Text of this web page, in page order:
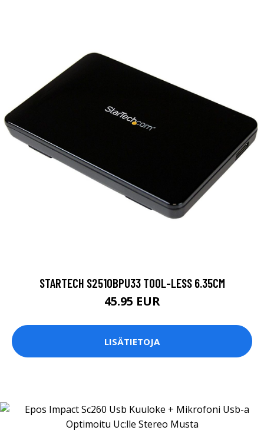
STARTECH S2510BPU33 TOOL-LESS 6.35CM
45.95 EUR
LISÄTIETOJA